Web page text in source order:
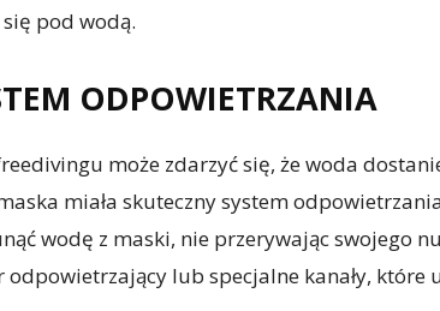
pod wodą.
ODPOWIETRZANIA
może zdarzyć się, że woda
miała skuteczny system
wodę z maski, nie przerywając swojego
odpowietrzający lub specjalne kanały, które